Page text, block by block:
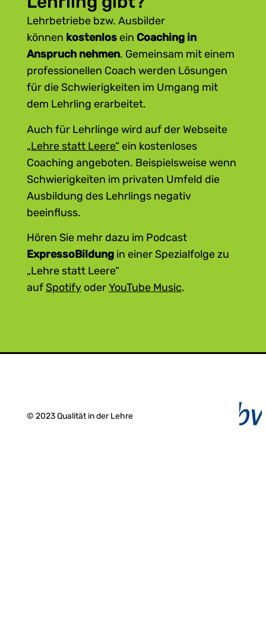
bist.“ statt „Du warst heute gut!“
Begrenzen Sie Ihre Rückmeldung auf
dasVerhalten des Lehrlings.
Vermeiden Sie es, die Person an sich
zu bewerten oder zu kritisieren.
Beispiel: „Du hast das Rohr schief
abgeschnitten.“ statt „Du bist einfach
ungeschickt!“
Lehrbetriebe bzw. Ausbilder
können kostenlos ein Coaching in
Anspruch nehmen. Gemeinsam mit einem
professionellen Coach werden Lösungen
für die Schwierigkeiten im Umgang mit
dem Lehrling erarbeitet.
Auch für Lehrlinge wird auf der Webseite
„Lehre statt Leere“ ein kostenloses
Coaching angeboten. Beispielsweise wenn
Schwierigkeiten im privaten Umfeld die
Ausbildung des Lehrlings negativ
beeinfluss.
Hören Sie mehr dazu im Podcast
ExpressoBildungin einer Spezialfolge zu
„Lehre statt Leere“
auf SpotifyoderYouTube Music.
© 2023 Qualität in der Lehre